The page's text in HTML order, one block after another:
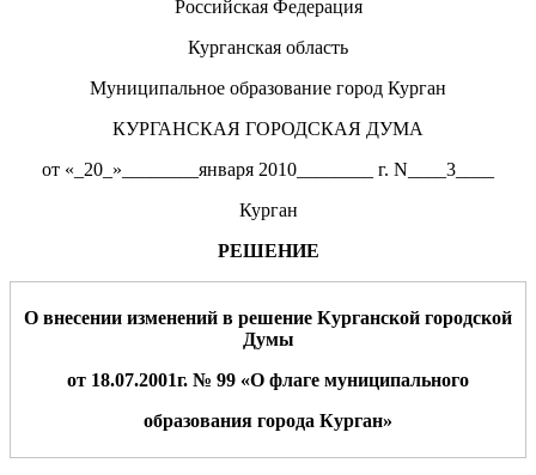
Российская Федерация
Курганская область
Муниципальное образование город Курган
КУРГАНСКАЯ ГОРОДСКАЯ ДУМА
от «_20_»________января 2010________ г. N____3____
Курган
РЕШЕНИЕ
О внесении изменений в решение Курганской городской
Думы
от 18.07.2001г. № 99 «О флаге муниципального
образования города Курган»